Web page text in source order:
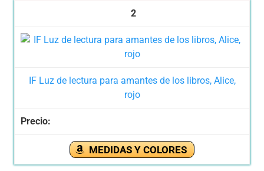
2
IF Luz de lectura para amantes de los libros, Alice,
rojo
MEDIDAS Y COLORES